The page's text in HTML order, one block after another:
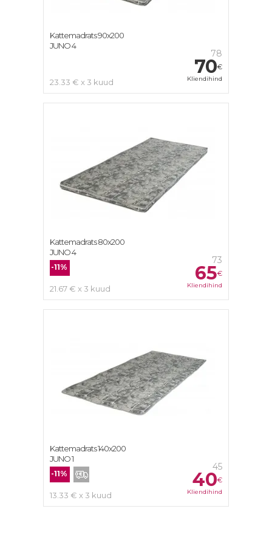
78
70€
Kliendihind
23.33 € x 3 kuud
Kattemadrats 90x200
JUNO 4
73
65€
Kliendihind
-11%
21.67 € x 3 kuud
Kattemadrats 80x200
JUNO 4
45
40€
Kliendihind
-11%
13.33 € x 3 kuud
Kattemadrats 140x200
JUNO 1